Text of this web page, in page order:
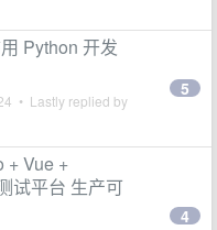
Python 开发
• Lastly replied by
5
+ Vue +
试平台 生产可
4